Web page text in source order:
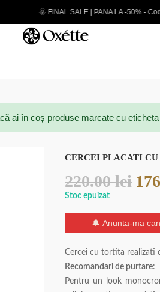
-50% - Coduri noi adaugate
ai în coș produse marcate cu
CERCEI PLACATI
220.00lei
Stoc epuizat
🔔 Anunta-ma
Cercei cu tortita realizati
Recomandari de purtare:
Pentru un look